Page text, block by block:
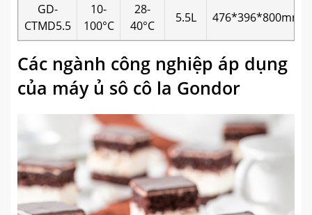
GD-
CTMD5.5
10-
100°C
28-
40°C
5.5L 476*396*800mm
Các ngành công nghiệp áp dụng
của máy ủ sô cô la Gondor